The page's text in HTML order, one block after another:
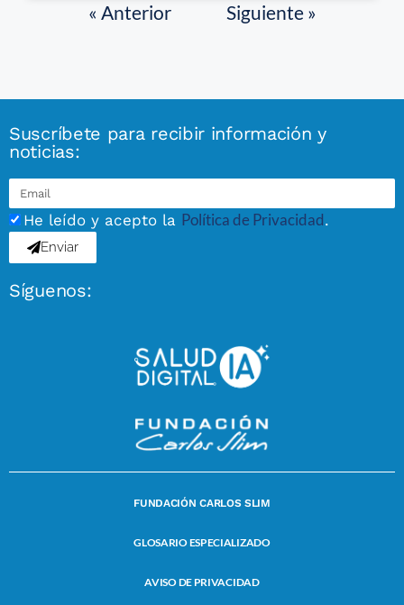
« Anterior Siguiente »
Suscríbete para recibir información y
noticias:
He leído y acepto la Política de Privacidad.
Enviar
Síguenos:
FUNDACIÓN CARLOS SLIM
GLOSARIO ESPECIALIZADO
AVISO DE PRIVACIDAD